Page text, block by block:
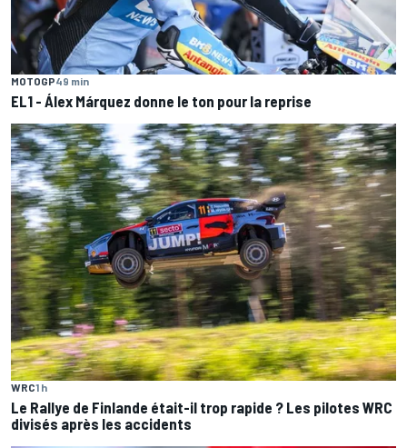
MOTOGP49 min
EL1 - Álex Márquez donne le ton pour la reprise
WRC1 h
Le Rallye de Finlande était-il trop rapide ? Les pilotes WRC
divisés après les accidents